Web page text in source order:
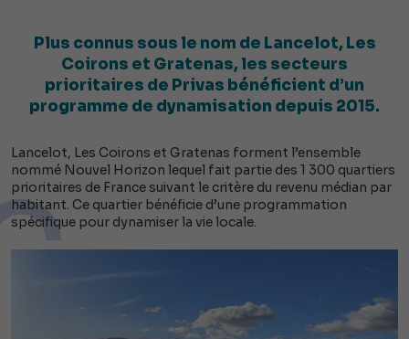
Plus connus sous le nom de Lancelot, Les
Coirons et Gratenas, les secteurs
prioritaires de Privas bénéficient d’un
programme de dynamisation depuis 2015.
Lancelot, Les Coirons et Gratenas forment l’ensemble
nommé Nouvel Horizon lequel fait partie des 1 300 quartiers
prioritaires de France suivant le critère du revenu médian par
habitant. Ce quartier bénéficie d’une programmation
spécifique pour dynamiser la vie locale.